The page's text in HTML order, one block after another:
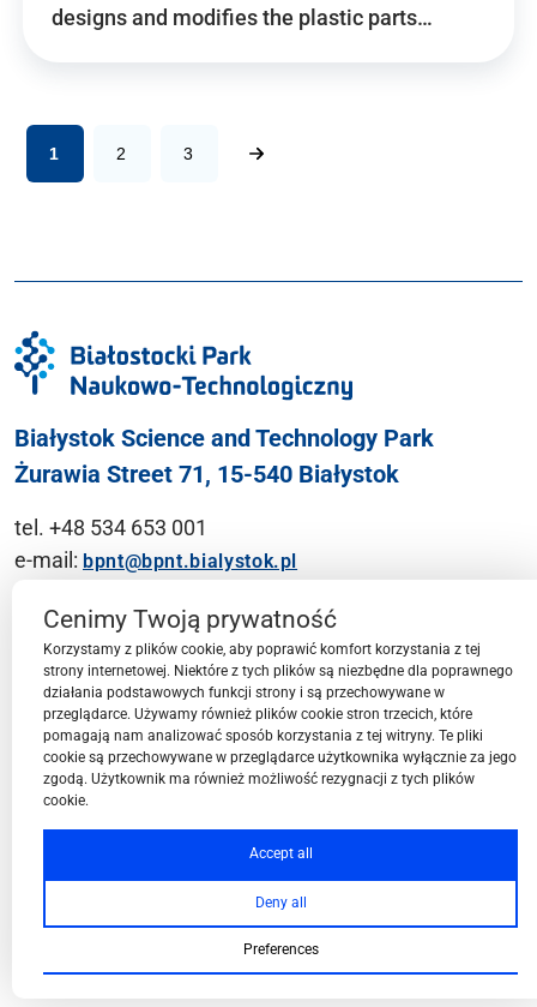
designs and modifies the plastic parts…
1 2 3
Białystok Science and Technology Park
Żurawia Street 71, 15-540 Białystok
tel. +48 534 653 001
e-mail: bpnt@bpnt.bialystok.pl
Contact
BPN-T Area
BPN-T Offer
Cenimy Twoją prywatność
Korzystamy z plików cookie, aby poprawić komfort korzystania z tej
strony internetowej. Niektóre z tych plików są niezbędne dla poprawnego
działania podstawowych funkcji strony i są przechowywane w
przeglądarce. Używamy również plików cookie stron trzecich, które
pomagają nam analizować sposób korzystania z tej witryny. Te pliki
cookie są przechowywane w przeglądarce użytkownika wyłącznie za jego
zgodą. Użytkownik ma również możliwość rezygnacji z tych plików
cookie.
Accept all
Deny all
Preferences